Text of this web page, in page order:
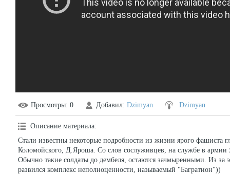
Просмотры: 0 Добавил: Dzimyan Dzimyan
Описание материала:
Стали известны некоторые подробности из жизни ярого фашиста
Коломойского, Д.Яроша. Со слов сослуживцев, на службе в
Обычно такие солдаты до дембеля, остаются зачмыренными. Из за
развился комплекс неполноценности, называемый "Багратион"))